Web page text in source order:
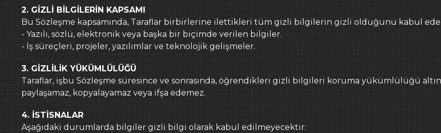
AYDINLATMA
2. GİZLİ BİLGİLERİN KAPSAMI
Bu Sözleşme kapsamında, Taraflar birbirlerine ilettikleri tüm gizli bilgilerin gizli olduğunu kabul
- Yazılı, sözlü, elektronik veya başka bir biçimde verilen bilgiler.
- İş süreçleri, projeler, yazılımlar ve teknolojik gelişmeler.
3. GİZLİLİK YÜKÜMLÜLÜĞÜ
Taraflar, işbu Sözleşme süresince ve sonrasında, öğrendikleri gizli bilgileri koruma yükümlülüğü
paylaşamaz, kopyalayamaz veya ifşa edemez.
4. İSTİSNALAR
Aşağıdaki durumlarda bilgiler gizli bilgi olarak kabul edilmeyecektir: